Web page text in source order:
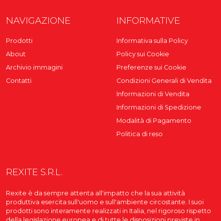
NAVIGAZIONE
Prodotti
About
Archivio immagini
Contatti
INFORMATIVE
Informativa sulla Policy
Policy sui Cookie
Preferenze sui Cookie
Condizioni Generali di Vendita
Informazioni di Vendita
Informazioni di Spedizione
Modalità di Pagamento
Politica di reso
REXITE S.R.L.
Rexite è da sempre attenta all'impatto che la sua attività
produttiva esercita sull'uomo e sull'ambiente circostante. I suoi
prodotti sono interamente realizzati in Italia, nel rigoroso rispetto